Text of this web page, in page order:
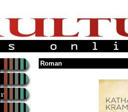
Roman